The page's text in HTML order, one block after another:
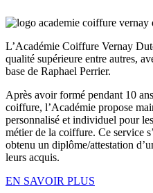
L’Académie Coiffure Vernay
qualité supérieure entre autres,
base de Raphael Perrier.
Après avoir formé pendant 10
coiffure, l’Académie propose
personnalisé et individuel pour
métier de la coiffure. Ce service
obtenu un diplôme/attestation
leurs acquis.
EN SAVOIR PLUS